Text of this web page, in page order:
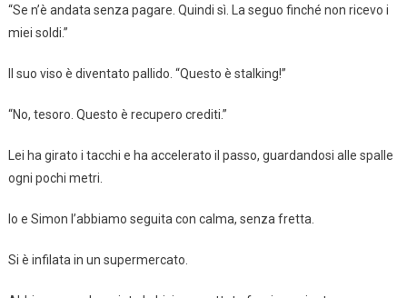
“Se n’è andata senza pagare. Quindi sì. La seguo finché non ricevo i
miei soldi.”
Il suo viso è diventato pallido. “Questo è stalking!”
“No, tesoro. Questo è recupero crediti.”
Lei ha girato i tacchi e ha accelerato il passo, guardandosi alle spalle
ogni pochi metri.
Io e Simon l’abbiamo seguita con calma, senza fretta.
Si è infilata in un supermercato.